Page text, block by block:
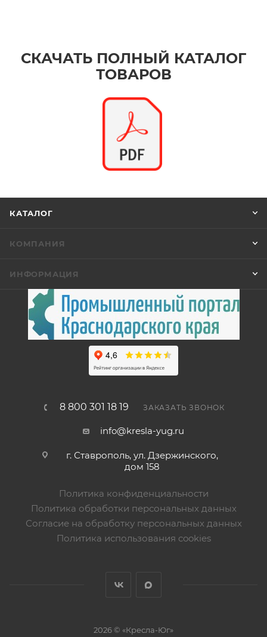
СКАЧАТЬ ПОЛНЫЙ КАТАЛОГ
ТОВАРОВ
КАТАЛОГ
КОМПАНИЯ
ИНФОРМАЦИЯ
8 800 301 18 19 ЗАКАЗАТЬ ЗВОНОК
info@kresla-yug.ru
г. Ставрополь​, ул. Дзержинского,
дом 158
Политика конфиденциальности
Политика обработки персональных данных
Согласие на обработку персональных данных
Политика использования cookies
2026 © «Кресла-Юг»